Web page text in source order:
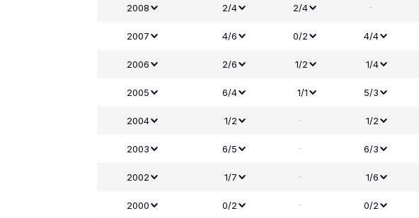
2008 2/4 2/4 -
2007 4/6 0/2 4/4
2006 2/6 1/2 1/4
2005 6/4 1/1 5/3
2004 1/2 - 1/2
2003 6/5 - 6/3
2002 1/7 - 1/6
2000 0/2 - 0/2